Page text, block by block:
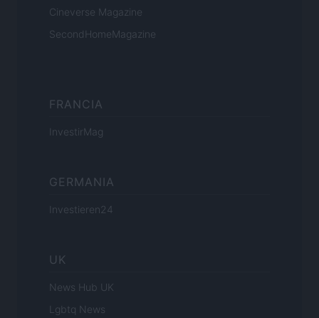
Cineverse Magazine
SecondHomeMagazine
FRANCIA
InvestirMag
GERMANIA
Investieren24
UK
News Hub UK
Lgbtq News